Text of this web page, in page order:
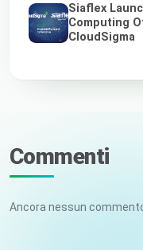
Siaflex
Computing
CloudSigma
Commenti
Ancora nessun